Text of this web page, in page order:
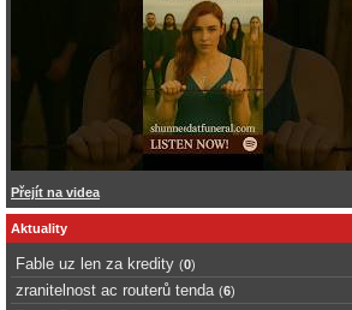
Přejít na videa
Aktuality
Fable uz len za kredity (0)
zranitelnost ac routerů tenda (6)